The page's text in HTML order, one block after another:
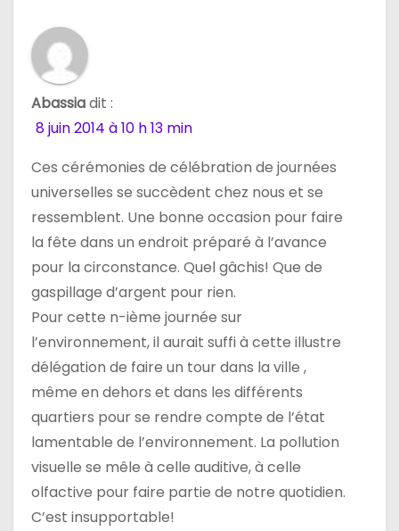
n
d
e
a
r
t
c
e
Abassiadit :
8 juin 2014 à 10 h 13 min
Ces cérémonies de célébration de journées
universelles se succèdent chez nous et se
ressemblent. Une bonne occasion pour faire
la fête dans un endroit préparé à l’avance
pour la circonstance. Quel gâchis! Que de
gaspillage d’argent pour rien.
Pour cette n-ième journée sur
l’environnement, il aurait suffi à cette illustre
délégation de faire un tour dans la ville ,
même en dehors et dans les différents
quartiers pour se rendre compte de l’état
lamentable de l’environnement. La pollution
visuelle se mêle à celle auditive, à celle
olfactive pour faire partie de notre quotidien.
C’est insupportable!